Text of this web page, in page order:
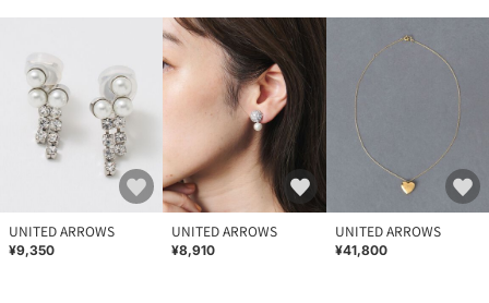
UNITED ARROWS
¥9,350
UNITED ARROWS
¥8,910
UNITED ARROWS
¥41,800